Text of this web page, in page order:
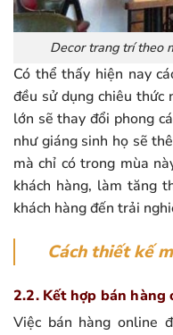
Decor trang trí theo
Có thể thấy hiện nay
đều sử dụng chiêu thức
lớn sẽ thay đổi phong
như giáng sinh họ sẽ
mà chỉ có trong mùa
khách hàng, làm tăng
khách hàng đến trải
Cách thiết kế
2.2. Kết hợp bán hàng
Việc bán hàng online